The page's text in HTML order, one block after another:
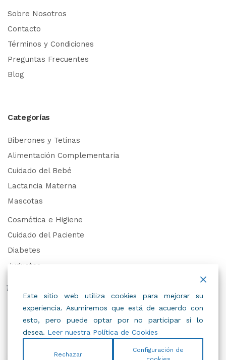
Sobre Nosotros
Contacto
Términos y Condiciones
Preguntas Frecuentes
Blog
Categorías
Biberones y Tetinas
Alimentación Complementaria
Cuidado del Bebé
Lactancia Materna
Mascotas
Cosmética e Higiene
Cuidado del Paciente
Diabetes
Juguetes
Trabaja con Nosotros
Este sitio web utiliza cookies para mejorar su
experiencia. Asumiremos que está de acuerdo con
esto, pero puede optar por no participar si lo
desea. Leer nuestra Política de Cookies
Rechazar
Configuración de